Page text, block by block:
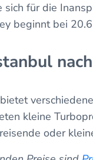
sich für die
beginnt bei
bietet
kleine
oder